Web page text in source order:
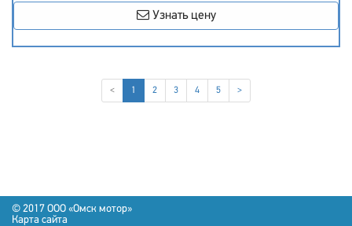
Узнать цену
< 1 (current)
2 3 4 5 >
© 2017 OOO «Омск мотор»
Карта сайта